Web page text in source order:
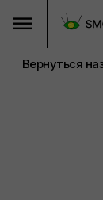
Вернуться